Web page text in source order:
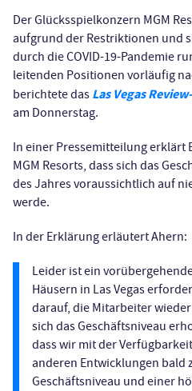
Der Glücksspielkonzern MGM
aufgrund der Restriktionen und
durch die COVID-19-Pandemie
leitenden Positionen vorläufig
berichtete das Las Vegas
am Donnerstag.
In einer Pressemitteilung erklärt
MGM Resorts, dass sich das
des Jahres voraussichtlich auf
werde.
In der Erklärung erläutert Ahern:
Leider ist ein
Häusern in Las Vegas
darauf, die Mitarbeiter
sich das Geschäftsniveau
dass wir mit der
anderen Entwicklungen bald
Geschäftsniveau und einer